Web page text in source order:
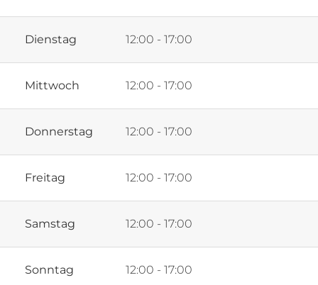
Dienstag 12:00 - 17:00
Mittwoch 12:00 - 17:00
Donnerstag 12:00 - 17:00
Freitag 12:00 - 17:00
Samstag 12:00 - 17:00
Sonntag 12:00 - 17:00